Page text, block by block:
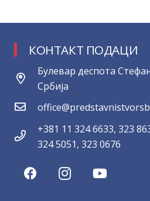
КОНТАКТ ПОДАЦИ
Булевар деспота
Србија
+381 11 324 6633, 323
324 5051, 323 0676